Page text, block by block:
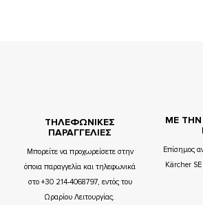
TΗΛΕΦΩΝΙΚΕΣ
ΠΑΡΑΓΓΕΛΙΕΣ
Μπορείτε να προχωρείσετε στην
όποια παραγγελία και τηλεφωνικά
στο +30 214-4068797, εντός του
Ωραρίου Λειτουργίας.
ΜΕ ΤΗΝ
Επίσημος
Kärcher